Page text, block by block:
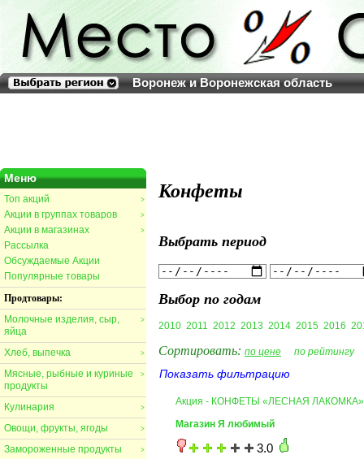
Воронеж и Воронежская область
Меню
>
Топ акций
>
Акции в группах товаров
>
Акции в магазинах
Рассылка
Обсуждаемые Акции
Популярные товары
Продтовары:
>
Молочные изделия, сыр,
яйца
>
Хлеб, выпечка
>
Мясные, рыбные и куриные
продукты
>
Кулинария
>
Овощи, фрукты, ягоды
>
Замороженные продукты
Конфеты
Выбрать период
Выбор по годам
2010 2011 2012 2013 2014 2015 2016
Сортировать: по цене по рейтингу
Показать фильтрацию
Акция - КОНФЕТЫ «ЛЕСНАЯ ЛАКОМКА»
Магазин Я любимый
3.0